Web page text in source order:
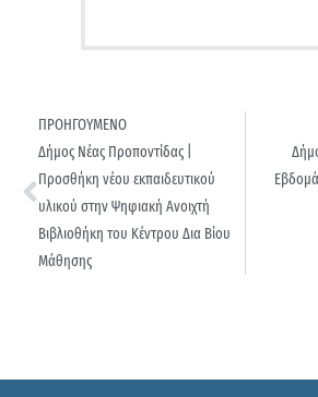
ΠΡΟΗΓΟΥΜΕΝΟ
Δήμος Νέας Προποντίδας |
Προσθήκη νέου εκπαιδευτικού
υλικού στην Ψηφιακή Ανοιχτή
Βιβλιοθήκη του Κέντρου Δια Βίου
Μάθησης